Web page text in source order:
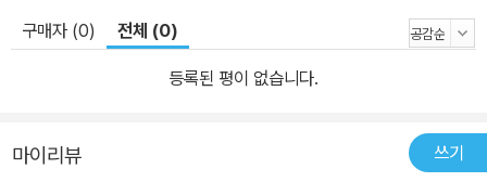
염산이나 범이 위협하는 호표관 같은 장소가 등장한다. 또한 단테가
위험에 빠질 때마다 베르길리우스와 베아트리체가 도움을 준 것처럼
이 작품에서도 관음이 등장해 주인공의 여정을 돕는다. 효를 강조하
어머니를 구하고 나중에는 도교를 대표하는 신선이 된다는 설정은 이
작품이 지닌 작품의 복합적인 요소를 상징적으로 드러낸다고 할 수
구매자 (0) 전체 (0)
등록된 평이 없습니다.
마이리뷰 쓰기